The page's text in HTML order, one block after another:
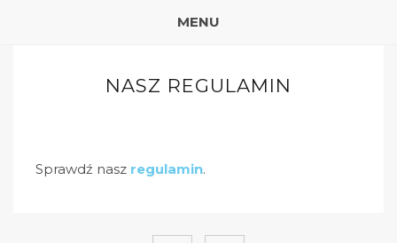
MENU
NASZ REGULAMIN
Sprawdź nasz regulamin.